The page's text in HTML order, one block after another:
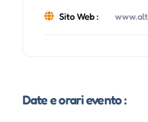
Sito Web :
Date e orari evento :